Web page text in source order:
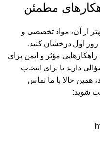
مطمئن
از آن، مواد تخصصی و
روز اول درخشان کنید.
مؤثر و ایمن برای
دارید یا برای انتخاب
همین حالا با ما تماس
شوید: